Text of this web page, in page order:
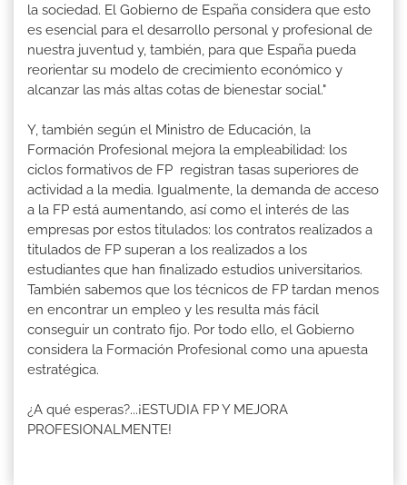
la sociedad. El Gobierno de España considera que esto
es esencial para el desarrollo personal y profesional de
nuestra juventud y, también, para que España pueda
reorientar su modelo de crecimiento económico y
alcanzar las más altas cotas de bienestar social."
Y, también según el Ministro de Educación, la
Formación Profesional mejora la empleabilidad: los
ciclos formativos de FP registran tasas superiores de
actividad a la media. Igualmente, la demanda de acceso
a la FP está aumentando, así como el interés de las
empresas por estos titulados: los contratos realizados a
titulados de FP superan a los realizados a los
estudiantes que han finalizado estudios universitarios.
También sabemos que los técnicos de FP tardan menos
en encontrar un empleo y les resulta más fácil
conseguir un contrato fijo. Por todo ello, el Gobierno
considera la Formación Profesional como una apuesta
estratégica.
¿A qué esperas?...¡ESTUDIA FP Y MEJORA
PROFESIONALMENTE!